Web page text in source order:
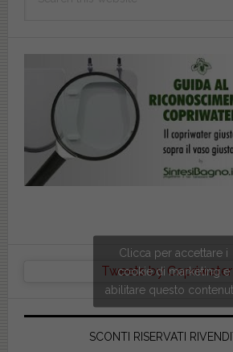
Tweets by
Clicca per accettare i
cookie di marketing e
abilitare questo
SCONTI RISERVATI